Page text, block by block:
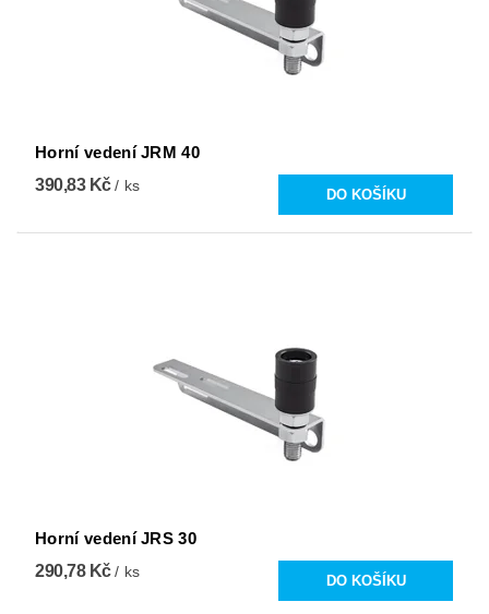
Horní vedení JRM 40
390,83 Kč/ ks
Horní vedení JRS 30
290,78 Kč/ ks